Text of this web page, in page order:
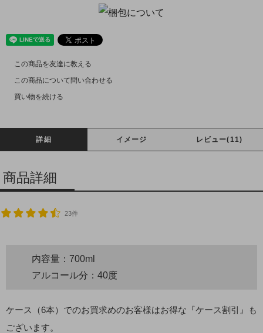
この商品を友達に教える
この商品について問い合わせる
買い物を続ける
詳細 イメージ レビュー(11)
商品詳細
23件
内容量：700ml
アルコール分：40度
ケース（6本）でのお買求めのお客様はお得な『ケース割引』も
ございます。